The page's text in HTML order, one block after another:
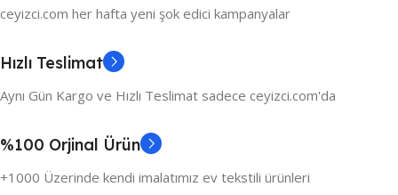
ceyizci.com her hafta yeni şok edici kampanyalar
Hızlı Teslimat
Aynı Gün Kargo ve Hızlı Teslimat sadece ceyizci.com'da
%100 Orjinal Ürün
+1000 Üzerinde kendi imalatımız ev tekstili ürünleri